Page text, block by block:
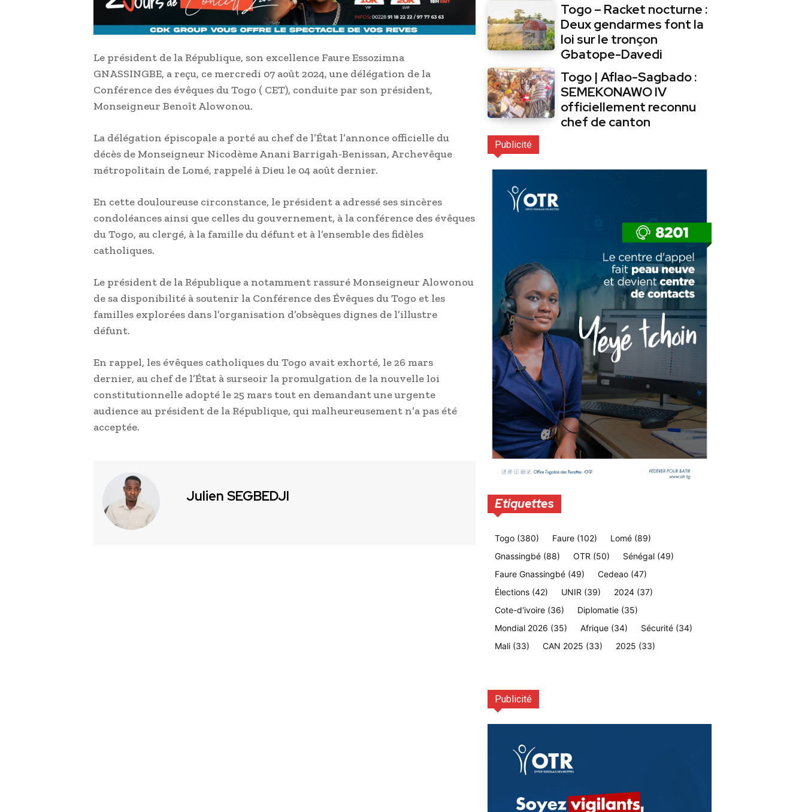
Le président de la République, son excellence Faure Essozimna
GNASSINGBE, a reçu, ce mercredi 07 août 2024, une délégation de la
Conférence des évêques du Togo ( CET), conduite par son président,
Monseigneur Benoît Alowonou.
La délégation épiscopale a porté au chef de l’État l’annonce officielle du
décès de Monseigneur Nicodème Anani Barrigah-Benissan, Archevêque
métropolitain de Lomé, rappelé à Dieu le 04 août dernier.
En cette douloureuse circonstance, le président a adressé ses sincères
condoléances ainsi que celles du gouvernement, à la conférence des évêques
du Togo, au clergé, à la famille du défunt et à l’ensemble des fidèles
catholiques.
Le président de la République a notamment rassuré Monseigneur Alowonou
de sa disponibilité à soutenir la Conférence des Évêques du Togo et les
familles explorées dans l’organisation d’obsèques dignes de l’illustre
défunt.
En rappel, les évêques catholiques du Togo avait exhorté, le 26 mars
dernier, au chef de l’État à surseoir la promulgation de la nouvelle loi
constitutionnelle adopté le 25 mars tout en demandant une urgente
audience au président de la République, qui malheureusement n’a pas été
acceptée.
Julien SEGBEDJI
Togo – Racket nocturne :
Deux gendarmes font la
loi sur le tronçon
Gbatope-Davedi
Togo | Aflao-Sagbado :
SEMEKONAWO IV
officiellement reconnu
chef de canton
Publicité
Etiquettes
Togo (380) Faure (102) Lomé (89)
Gnassingbé (88) OTR (50) Sénégal (49)
Faure Gnassingbé (49) Cedeao (47)
Élections (42) UNIR (39) 2024 (37)
Cote-d'ivoire (36) Diplomatie (35)
Mondial 2026 (35) Afrique (34) Sécurité (34)
Mali (33) CAN 2025 (33) 2025 (33)
Publicité